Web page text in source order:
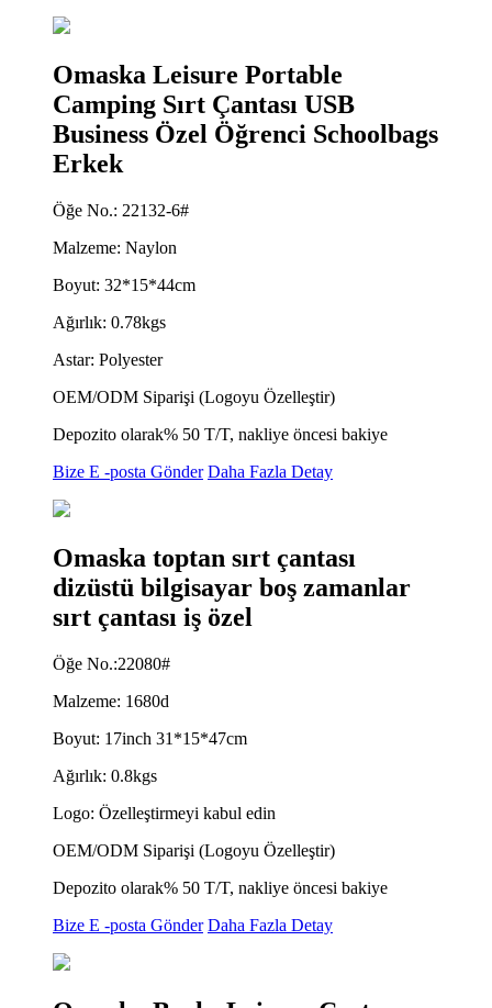
Omaska ​​Leisure Portable
Camping Sırt Çantası USB
Business Özel Öğrenci Schoolbags
Erkek
Öğe No.: 22132-6#
Malzeme: Naylon
Boyut: 32*15*44cm
Ağırlık: 0.78kgs
Astar: Polyester
OEM/ODM Siparişi (Logoyu Özelleştir)
Depozito olarak% 50 T/T, nakliye öncesi bakiye
Bize E -posta Gönder Daha Fazla Detay
Omaska ​​toptan sırt çantası
dizüstü bilgisayar boş zamanlar
sırt çantası iş özel
Öğe No.:22080#
Malzeme: 1680d
Boyut: 17inch 31*15*47cm
Ağırlık: 0.8kgs
Logo: Özelleştirmeyi kabul edin
OEM/ODM Siparişi (Logoyu Özelleştir)
Depozito olarak% 50 T/T, nakliye öncesi bakiye
Bize E -posta Gönder Daha Fazla Detay